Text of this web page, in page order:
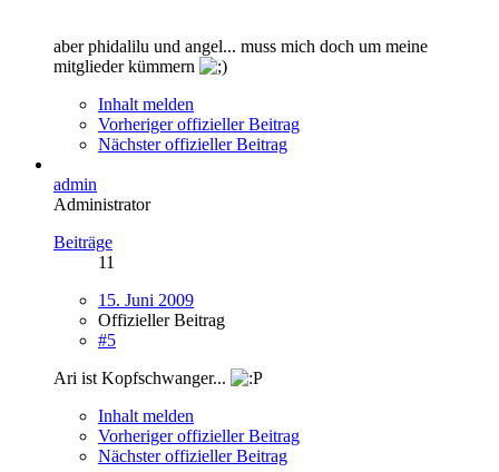
aber phidalilu und angel... muss mich doch um meine
mitglieder kümmern
Inhalt melden
Vorheriger offizieller Beitrag
Nächster offizieller Beitrag
admin
Administrator
Beiträge
11
15. Juni 2009
Offizieller Beitrag
#5
Ari ist Kopfschwanger...
Inhalt melden
Vorheriger offizieller Beitrag
Nächster offizieller Beitrag